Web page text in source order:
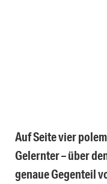
Auf Seite vier
Gelernter – über
genaue Gegenteil